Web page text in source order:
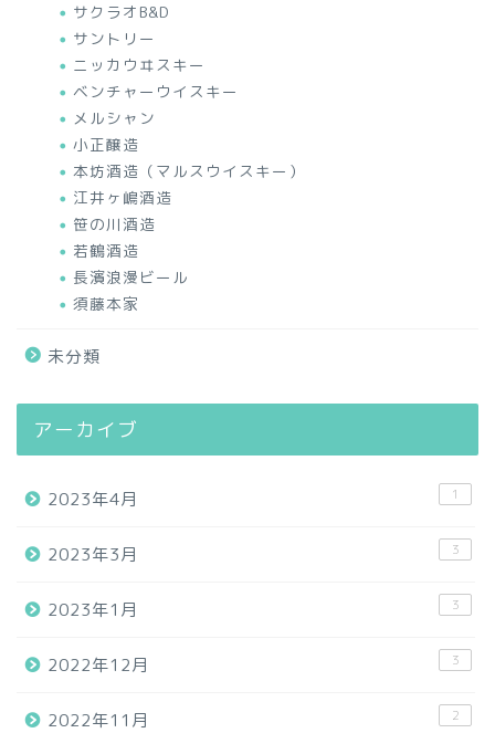
サクラオB&D
サントリー
ニッカウヰスキー
ベンチャーウイスキー
メルシャン
小正醸造
本坊酒造（マルスウイスキー）
江井ヶ嶋酒造
笹の川酒造
若鶴酒造
長濱浪漫ビール
須藤本家
未分類
アーカイブ
2023年4月 1
2023年3月 3
2023年1月 3
2022年12月 3
2022年11月 2